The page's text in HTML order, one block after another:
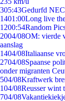
305:43Gedurfd
1401:00Long live
1200:54Random
2004/08OM: vierde
aanslag
1404/08Italiaanse
2704/08Spaanse
onder migranten
504/08Kraftwerk
104/08Reusser wint
704/08